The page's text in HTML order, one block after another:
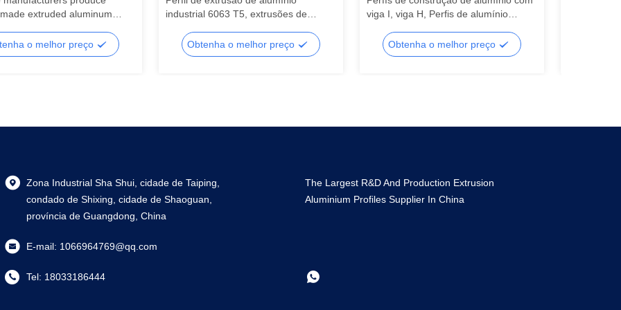
extruded aluminum
o melhor preço
industrial 6063 T5, extrusões de
Obtenha o melhor preço
viga I, viga H, Perfis de alumínio
Obtenha o melhor preço
Zona Industrial Sha Shui, cidade de Taiping,
condado de Shixing, cidade de Shaoguan,
província de Guangdong, China
E-mail: 1066964769@qq.com
Tel: 18033186444
The Largest R&D And Production Extrusion
Aluminium Profiles Supplier In China